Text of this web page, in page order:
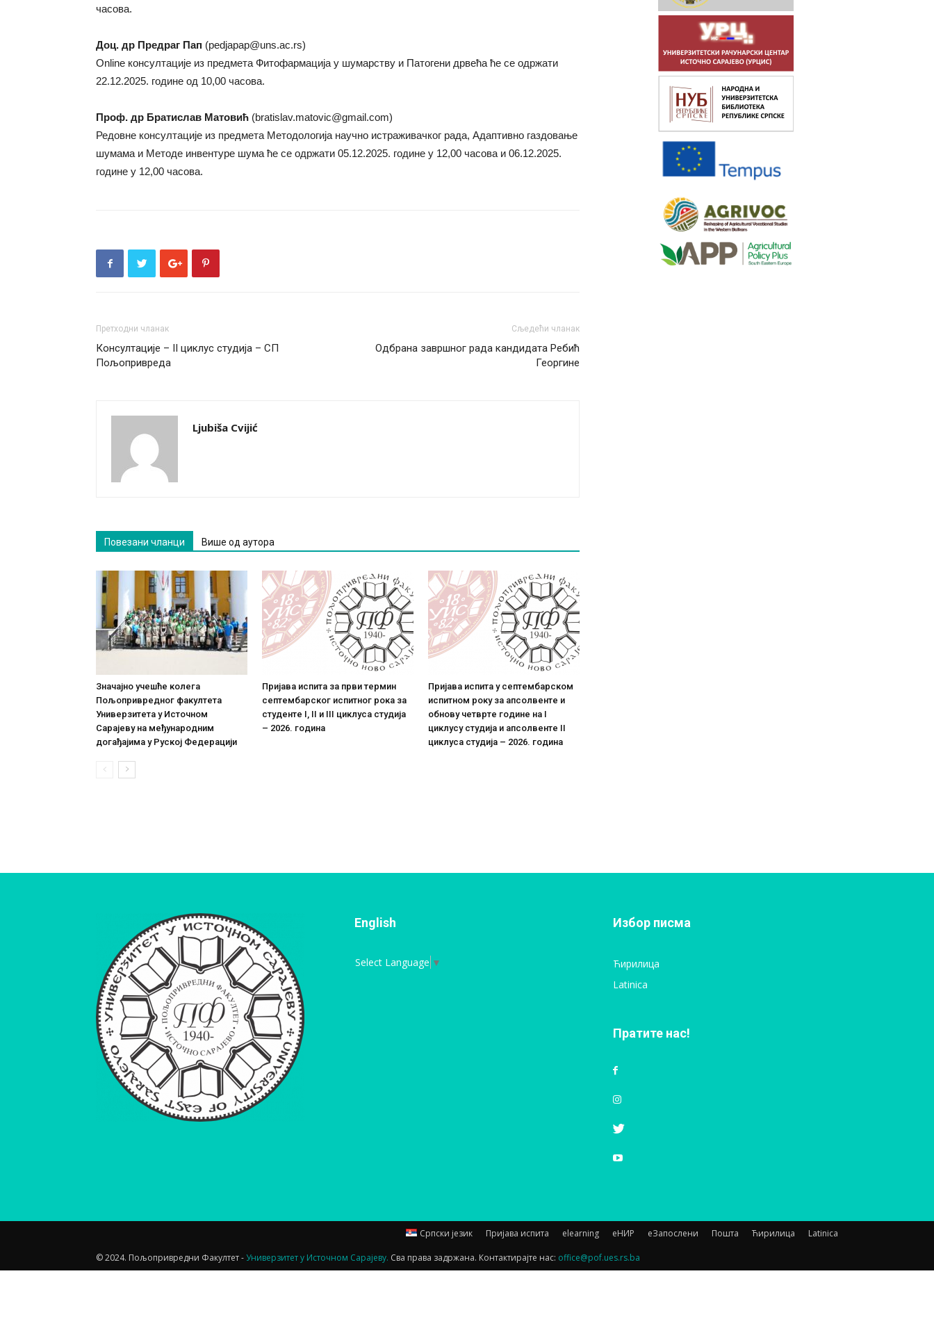
часова.
Доц. др Предраг Пап (pedjapap@uns.ac.rs)
Online консултације из предмета Фитофармација у шумарству и Патогени дрвећа ће се одржати
22.12.2025. године од 10,00 часова.
Проф. др Братислав Матовић (bratislav.matovic@gmail.com)
Редовне консултације из предмета Методологија научно истраживачког рада, Адаптивно газдовање
шумама и Методе инвентуре шума ће се одржати 05.12.2025. године у 12,00 часова и 06.12.2025.
године у 12,00 часова.
Претходни чланак
Консултације – II циклус студија – СП
Пољопривреда
Сљедећи чланак
Одбрана завршног рада кандидата Ребић
Георгине
Ljubiša Cvijić
Повезани чланци Више од аутора
Значајно учешће колега
Пољопривредног факултета
Универзитета у Источном
Сарајеву на међународним
догађајима у Руској Федерацији
Пријава испита за први термин
септембарског испитног рока за
студенте I, II и III циклуса студија
– 2026. година
Пријава испита у септембарском
испитном року за апсолвенте и
обнову четврте године на I
циклусу студија и апсолвенте II
циклуса студија – 2026. година
English
Select Language ▼
Избор писма
Ћирилица
Latinica
Пратите нас!
Српски језик Пријава испита elearning еНИР еЗапослени Пошта Ћирилица Latinica
© 2024. Пољопривредни Факултет -Универзитет у Источном Сарајеву. Сва права задржана. Контактирајте нас: office@pof.ues.rs.ba